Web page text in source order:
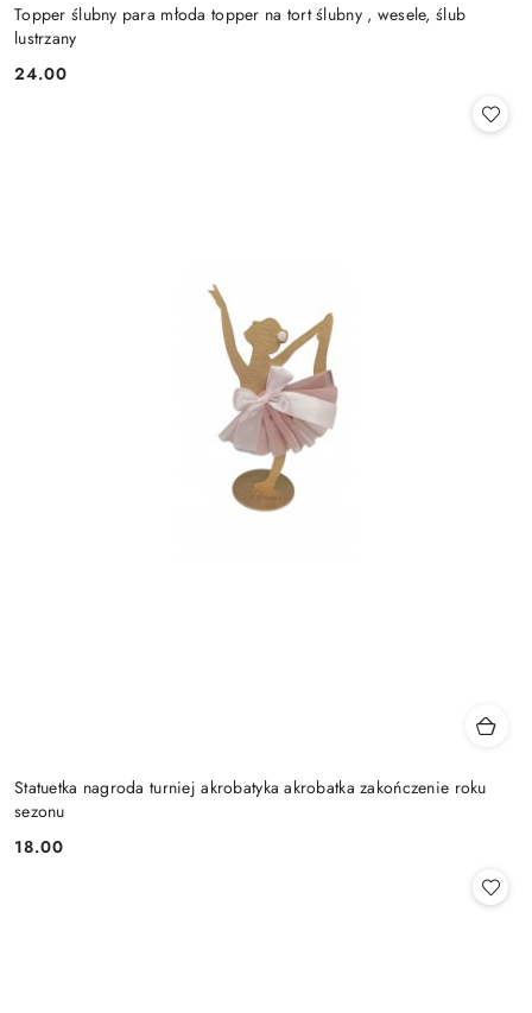
Topper ślubny para młoda topper na tort ślubny , wesele, ślub
lustrzany
Cena:
24.00
Statuetka nagroda turniej akrobatyka akrobatka zakończenie roku
sezonu
Cena:
18.00